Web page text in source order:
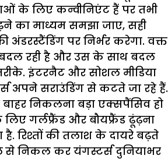
के लिए कन्वीनिएंट हैं पर तभी
का माध्यम समझा जाए, सही
अंडरस्टैंडिंग पर निर्भर करेगा. वक्त
बदल रही है और उस के साथ बदल
इंटरनैट और सोशल मीडिया
अपने सराउंडिंग से कटते जा रहे हैं.
बाहर निकलना बड़ा एक्सपैंसिव हो
गर्लफ्रैंड और बौयफ्रैंड ढूंढ़ना
है. रिश्तों की तलाश के दायरे बढ़ते
से निकल कर यंगस्टर्स दुनियाभर